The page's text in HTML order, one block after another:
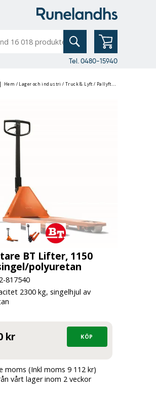
Tel. 0480-15940
Hem / Lager och industri / Truck & Lyft / Pallyftare, Handtruckar & Palldragare
BT Lifter, 1150
polyuretan
817540
2300 kg, singelhjul av
kr
moms (Inkl moms 9 112 kr)
vårt lager inom 2 veckor